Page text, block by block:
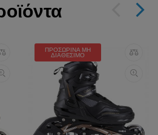
ΠΡΟΣΩΡΙΝΆ ΜΗ
ΔΙΑΘΈΣΙΜΟ